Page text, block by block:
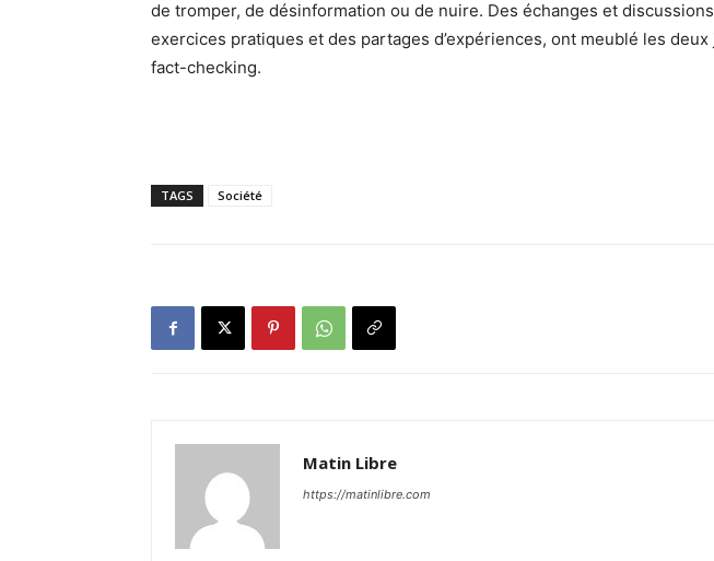
de tromper, de désinformation ou de nuire. Des échanges et
exercices pratiques et des partages d’expériences, ont meublé les
fact-checking.
TAGS Société
Matin Libre
https://matinlibre.com